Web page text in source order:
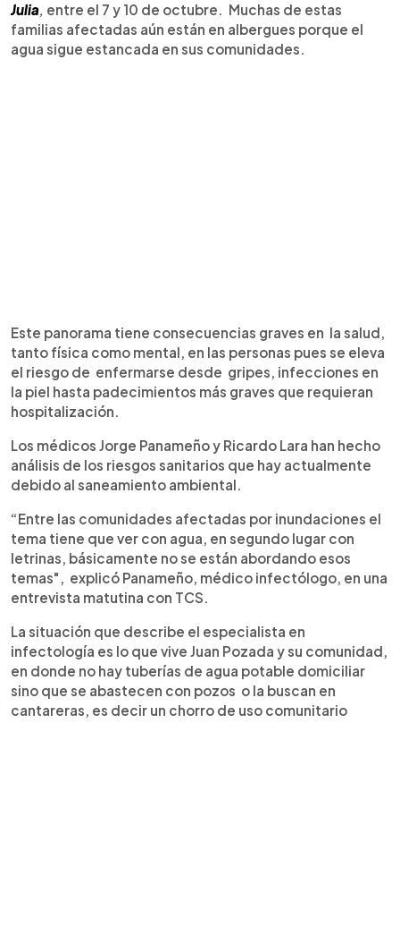
Julia, entre el 7 y 10 de octubre. Muchas de estas
familias afectadas aún están en albergues porque el
agua sigue estancada en sus comunidades.
Este panorama tiene consecuencias graves en la salud,
tanto física como mental, en las personas pues se eleva
el riesgo de enfermarse desde gripes, infecciones en
la piel hasta padecimientos más graves que requieran
hospitalización.
Los médicos Jorge Panameño y Ricardo Lara han hecho
análisis de los riesgos sanitarios que hay actualmente
debido al saneamiento ambiental.
“Entre las comunidades afectadas por inundaciones el
tema tiene que ver con agua, en segundo lugar con
letrinas, básicamente no se están abordando esos
temas", explicó Panameño, médico infectólogo, en una
entrevista matutina con TCS.
La situación que describe el especialista en
infectología es lo que vive Juan Pozada y su comunidad,
en donde no hay tuberías de agua potable domiciliar
sino que se abastecen con pozos o la buscan en
cantareras, es decir un chorro de uso comunitario